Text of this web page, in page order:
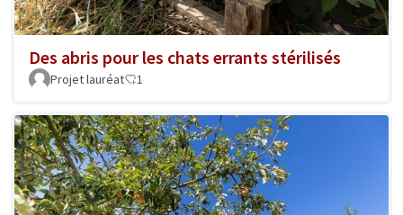
Des abris pour les chats errants stérilisés
Projet lauréat 1